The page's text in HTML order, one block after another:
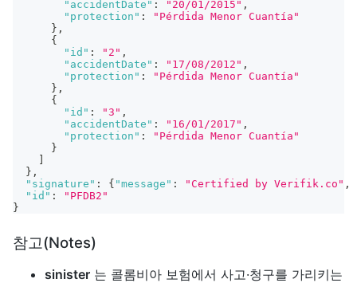
"accidentDate" : "20/01/2015" ,
"protection" :
"Pérdida Menor Cuantía"
} ,
{
"id" : "2" ,
"accidentDate" : "17/08/2012" ,
"protection" :
"Pérdida Menor Cuantía"
} ,
{
"id" : "3" ,
"accidentDate" : "16/01/2017" ,
"protection" :
"Pérdida Menor Cuantía"
}
} ,
"signature" : { "message" : "Certified by Verifik.co" ,
"id" :
"PFDB2"
}
참고(Notes)
sinister 는 콜롬비아 보험에서 사고·청구를 가리키는